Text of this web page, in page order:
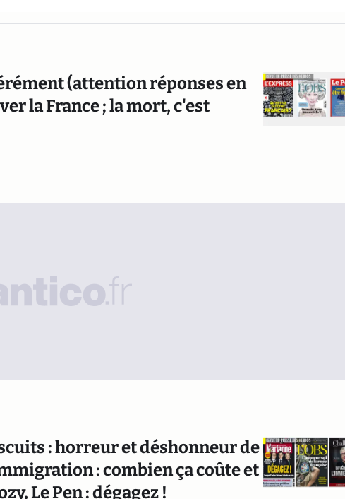
(attention réponses en
la France ; la mort, c'est
: horreur et déshonneur de
: combien ça coûte et
Le Pen : dégagez !